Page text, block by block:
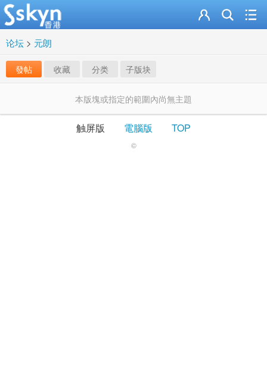
论坛 > 元朗
發帖 收藏 分类 子版块
本版塊或指定的範圍內尚無主題
触屏版 電腦版 TOP
©